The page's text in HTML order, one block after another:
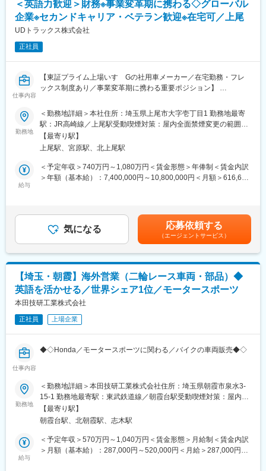
める付帯業務の付与を命じる場合があります。
また、販売店や社内関係部門との連携窓口として、各種レポート
作成や販売関連システムの運用、書類発行・問い合わせ対応など
幅広い業務を担当いただきます。
正確かつタイムリーな情報管理を通じて、ボルボ・トラックの販
売事業を支える重要な役割を担っていただきます。
◆主な業務内容
・生産、受注、売上、登録、在庫に関するデータの集計・分析・
管理
・販売店向けの各種書類発行および問い合わせ対応
・販売関連システムへのデータ入力および運用管理
・社内外関係者との調整及び販売プロセスに関わる事務手続き、
ドキュメント管理
【働く環境】
UDトラックスには、世界40か国に8,000名を超える社員が在籍し
変更の範囲：会社の定める業務
＜英語力歓迎＞財務※事業変革期に携わる◇グローバル
企業※セカンドキャリア・ベテラン歓迎※在宅可／上尾
UDトラックス株式会社
正社員
仕事内容
【東証プライム上場いすゞGの社用車メーカー／在宅勤務・フレ
ックス制度あり／事業変革期に携わる重要ポジション】
■ ポジション概要
配属先は、グループ全体のキャッシュフロー最適化や財務リスク
管理を担う経営の中核部門です。
資金管理、為替リスク管理、コーポレートファイナンスなど幅広
い領域を担当し、経営判断を支える重要な役割を担っていただき
ます。
・海外子会社向け貸付に伴う為替ヘッジの実施
・為替取引および外国為替管理（L/C、ボンド管理等）
・投資評価や資本コスト算出などのコーポレートファイナンス業
・国内外の保険手配支援業務
・連結キャッシュフロー作成
■ グローバルに活躍できる環境
本ポジションでは、日常的に海外拠点と連携しながら業務を進め
ます。
・海外現地法人の資金計画策定支援
・グローバルキャッシュマネジメントシステムの運用
・海外現法の資金管理・借入管理
単なる国内財務ではなく、グループ全体の資金最適化を推進する
グローバルトレジャリー業務に携わることができるため、財務の
専門性と国際経験の双方を身につけられる環境です。
UDトラックスには世界40か国、約8,000名の社員が在籍していま
す。
勤務地
＜勤務地詳細＞本社住所：埼玉県上尾市大字壱丁目1 勤務地最寄
駅：JR高崎線／上尾駅受動喫煙対策：屋内全面禁煙変更の範囲：
会社の定める事業所（リモートワーク含む）
【最寄り駅】
上尾駅、宮原駅、北上尾駅
給与
＜予定年収＞740万円～1,080万円＜賃金形態＞年俸制＜賃金内訳
＞年額（基本給）：7,400,000円～10,800,000円＜月額＞616,666
する可能性があります。月給(月額)は固定手当を含めた表記です。
気になる 応募依頼する
（エージェントサービス）
【埼玉・朝霞】海外営業（二輪レース車両・部品）◆
英語を活かせる／世界シェア1位／モータースポーツ
本田技研工業株式会社
正社員 上場企業
仕事内容
◆◇Honda／モータースポーツに関わる／バイクの車両販売◆◇
二輪レース車両販売事業における海外向け営業をお任せします。
グローバルにおけるレース業界の裾野を支え、その持続的な拡大
に貢献するとともに、レースで使用される新製品への対応を着実
に推進することで、二輪事業とのシナジーを強化し、より多くの
お客様のレース活動を支援していただきます。
■業務詳細：
勤務地
＜勤務地詳細＞本田技研工業株式会社住所：埼玉県朝霞市泉水3-
15-1 勤務地最寄駅：東武鉄道線／朝霞台駅受動喫煙対策：屋内全
面禁煙変更の範囲：会社の定める事業所（リモートワーク含む）
【最寄り駅】
朝霞台駅、北朝霞駅、志木駅
給与
＜予定年収＞570万円～1,040万円＜賃金形態＞月給制＜賃金内訳
＞月額（基本給）：287,000円～520,000円＜月給＞287,000円～